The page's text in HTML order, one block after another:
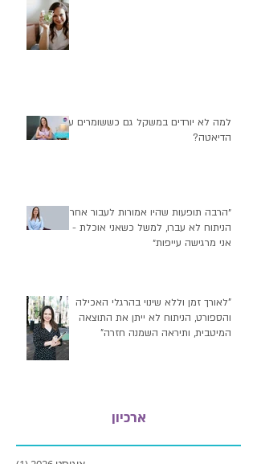
למה לא יורדים במשקל גם כששומרים על
הדיאטה?
״הרבה תופעות שהיו אמורות לעבור אחרי
הניתוח לא עברו, למשל כשאני אוכלת -
אני מרגישה עייפות״
"לאורך זמן וללא שינוי בהרגלי האכילה
והספורט, הניתוח לא ייתן את התוצאה
המיטבית, ותיראה השמנה חזרה"
ארכיון